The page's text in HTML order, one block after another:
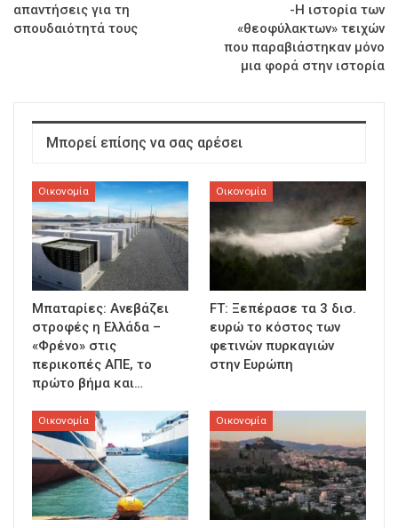
απαντήσεις για τη
σπουδαιότητά τους
-Η ιστορία των
«θεοφύλακτων» τειχών
που παραβιάστηκαν μόνο
μια φορά στην ιστορία
Μπορεί επίσης να σας αρέσει
Οικονομία
Μπαταρίες: Ανεβάζει
στροφές η Ελλάδα –
«Φρένο» στις
περικοπές ΑΠΕ, το
πρώτο βήμα και…
Οικονομία
FT: Ξεπέρασε τα 3 δισ.
ευρώ το κόστος των
φετινών πυρκαγιών
στην Ευρώπη
Οικονομία Οικονομία